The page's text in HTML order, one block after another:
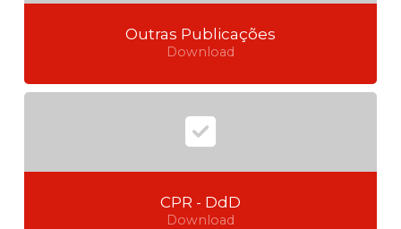
Outras Publicações
Download
CPR - DdD
Download